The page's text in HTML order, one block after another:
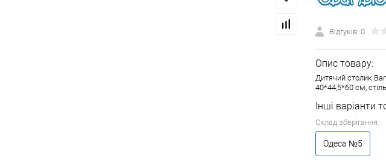
Відгуків: 0
Опис товару:
Дитячий столик
40*44,5*60 см,
Інші варіанти
Склад зберігання:
Одеса №5